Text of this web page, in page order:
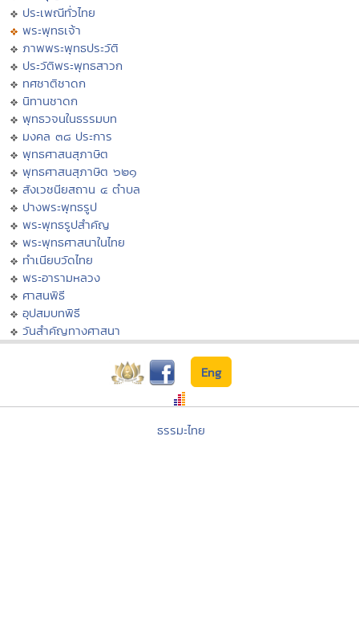
ประเพณีทั่วไทย
พระพุทธเจ้า
ภาพพระพุทธประวัติ
ประวัติพระพุทธสาวก
ทศชาติชาดก
นิทานชาดก
พุทธวจนในธรรมบท
มงคล ๓๘ ประการ
พุทธศาสนสุภาษิต
พุทธศาสนสุภาษิต ๖๒๑
สังเวชนียสถาน ๔ ตำบล
ปางพระพุทธรูป
พระพุทธรูปสำคัญ
พระพุทธศาสนาในไทย
ทำเนียบวัดไทย
พระอารามหลวง
ศาสนพิธี
อุปสมบทพิธี
วันสำคัญทางศาสนา
Eng
ธรรมะไทย